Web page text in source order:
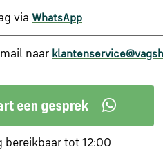
via WhatsApp
naar
bereikbaar tot 12:00